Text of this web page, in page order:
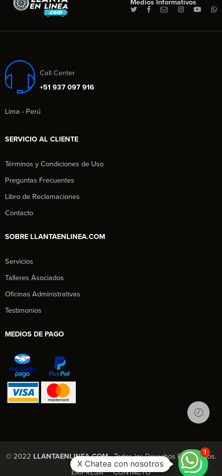
Medios Informativos
Call Center
+51 937 097 916
Lima - Perú
SERVICIO AL CLIENTE
Términos y Condiciones de Uso
Preguntas Frecuentes
Libro de Reclamaciones
Contacto
SOBRE LLANTAENLINEA.COM
Servicios
Talleres Asociados
Oficinas Administrativas
Testimonios
MEDIOS DE PAGO
© 2022 LLANTAENLINEA.COM- Todos los Derechos Reservados.
EMPRESA
CONTACTO
X Chatea con nosotros
1